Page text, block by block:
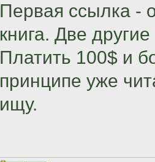
Первая ссылка -
книга. Две
Платить 100$ и
принципе уже
ищу.